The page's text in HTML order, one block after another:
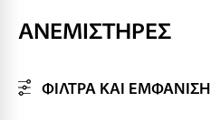
ΑΝΕΜΙΣΤΗΡΕΣ
ΦΙΛΤΡΑ ΚΑΙ ΕΜΦΑΝΙΣΗ